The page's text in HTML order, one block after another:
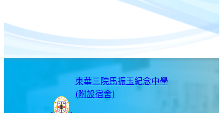
東華三院馬振玉紀念中學
(附設宿舍)